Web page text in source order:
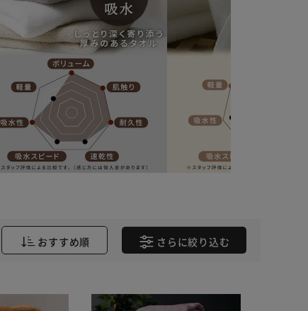
おすすめ順 さらに絞り込む